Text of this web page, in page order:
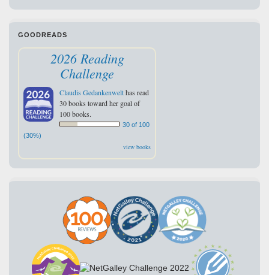
GOODREADS
2026 Reading
Challenge
Claudis Gedankenwelthas read
30 books toward her goal of
100 books.
30 of 100
(30%)
view books